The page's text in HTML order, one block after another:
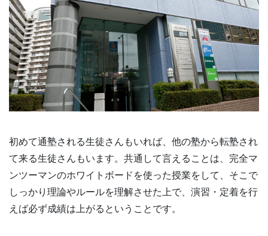
初めて通塾される生徒さんもいれば、他の塾から転塾され
て来る生徒さんもいます。共通して言えることは、完全マ
ンツーマンのホワイトボードを使った授業をして、そこで
しっかり理論やルールを理解させた上で、演習・定着を行
えば必ず成績は上がるということです。